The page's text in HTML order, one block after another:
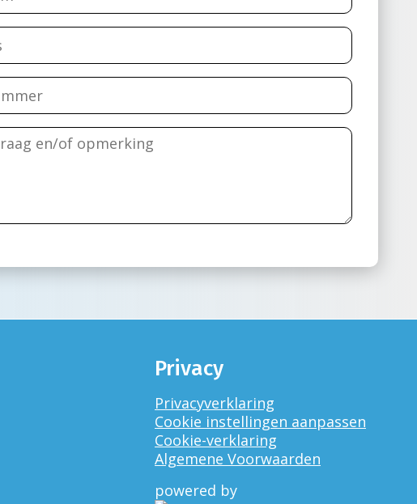
Privacy
Privacyverklaring
Cookie instellingen aanpassen
Cookie-verklaring
Algemene Voorwaarden
powered by